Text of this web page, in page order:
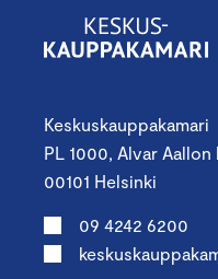
Keskuskauppakamari
PL 1000, Alvar Aallon
00101 Helsinki
09 4242 6200